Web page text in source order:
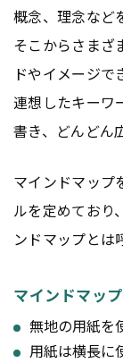
概念、理念など
そこからさまざ
ドやイメージで
連想したキーワ
書き、どんどん
マインドマップ
ルを定めており
ンドマップとは
マインドマッ
無地の用紙を
用紙は横長に